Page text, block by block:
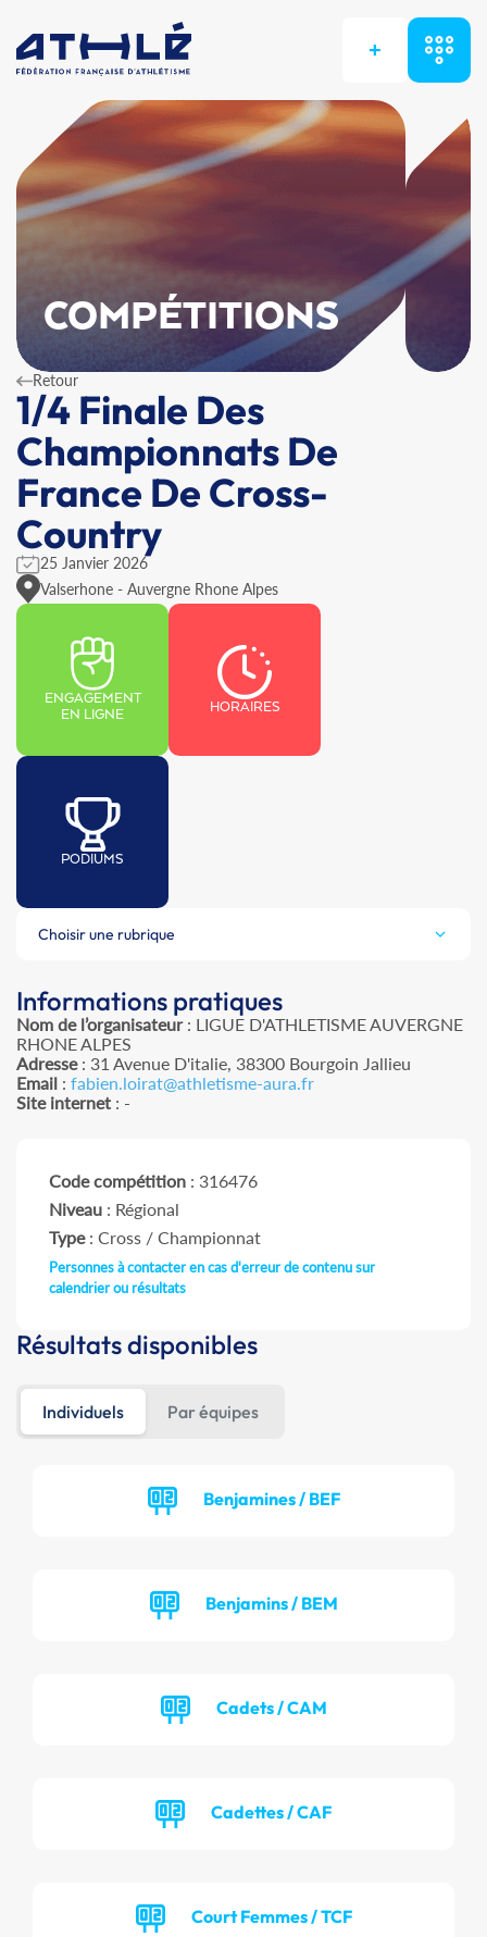
+
COMPÉTITIONS
Retour
1/4 Finale Des
Championnats De
France De Cross-
Country
25 Janvier 2026
Valserhone - Auvergne Rhone Alpes
ENGAGEMENT
EN LIGNE
HORAIRES
PODIUMS
Choisir une rubrique
Informations pratiques
Nom de l’organisateur: LIGUE D'ATHLETISME AUVERGNE
RHONE ALPES
Adresse: 31 Avenue D'italie, 38300 Bourgoin Jallieu
Email : fabien.loirat@athletisme-aura.fr
Site internet : -
Code compétition : 316476
Niveau : Régional
Type: Cross / Championnat
Personnes à contacter en cas d'erreur de contenu sur
calendrier ou résultats
Résultats disponibles
Individuels Par équipes
Benjamines / BEF
Benjamins / BEM
Cadets / CAM
Cadettes / CAF
Court Femmes / TCF